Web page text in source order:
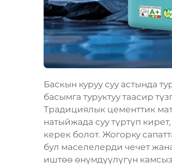
Баскын куруу суу астында
басымга туруктуу таасир
Традициялык цементтик
натыйжада суу түртүп
керек болот. Жогорку
бул маселелерди чечет
иштөө өнүмдүүлүгүн